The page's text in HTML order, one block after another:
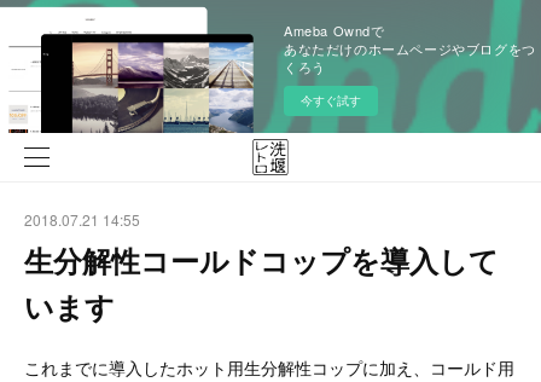
Ameba Owndで
あなただけのホームページやブログをつ
くろう
今すぐ試す
2018.07.21 14:55
生分解性コールドコップを導入して
います
これまでに導入したホット用生分解性コップに加え、コールド用